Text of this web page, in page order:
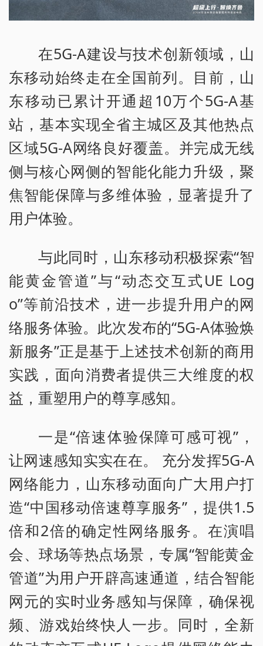
在5G-A建设与技术创新领域，山
东移动始终走在全国前列。目前，山
东移动已累计开通超10万个5G-A基
站，基本实现全省主城区及其他热点
区域5G-A网络良好覆盖。并完成无线
侧与核心网侧的智能化能力升级，聚
焦智能保障与多维体验，显著提升了
用户体验。
与此同时，山东移动积极探索“智
能黄金管道”与“动态交互式UE Log
o”等前沿技术，进一步提升用户的网
络服务体验。此次发布的“5G-A体验焕
新服务”正是基于上述技术创新的商用
实践，面向消费者提供三大维度的权
益，重塑用户的尊享感知。
一是“倍速体验保障可感可视”，
让网速感知实实在在。 充分发挥5G-A
网络能力，山东移动面向广大用户打
造“中国移动倍速尊享服务”，提供1.5
倍和2倍的确定性网络服务。在演唱
会、球场等热点场景，专属“智能黄金
管道”为用户开辟高速通道，结合智能
网元的实时业务感知与保障，确保视
频、游戏始终快人一步。同时，全新